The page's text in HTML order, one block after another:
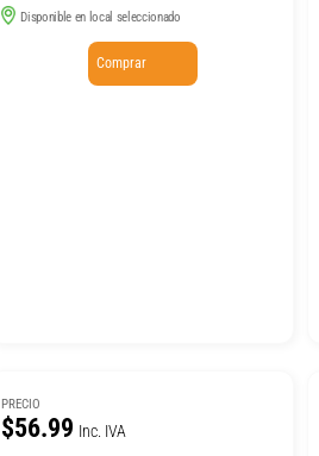
Disponible en local seleccionado
Comprar
PRECIO
$56.99 Inc. IVA